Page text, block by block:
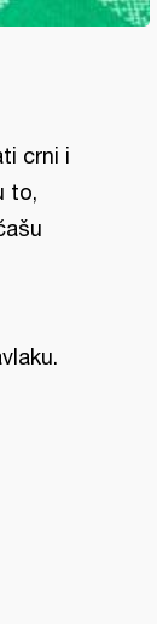
crni i
to,